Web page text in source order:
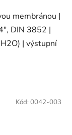
membránou |
DIN 3852 |
| výstupní
Kód: 0042-003